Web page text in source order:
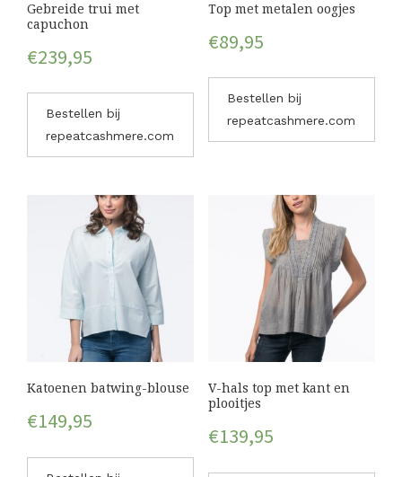
Gebreide trui met
capuchon
€239,95
Bestellen bij
repeatcashmere.com
Top met metalen oogjes
€89,95
Bestellen bij
repeatcashmere.com
Katoenen batwing-blouse
€149,95
V-hals top met kant en
plooitjes
€139,95